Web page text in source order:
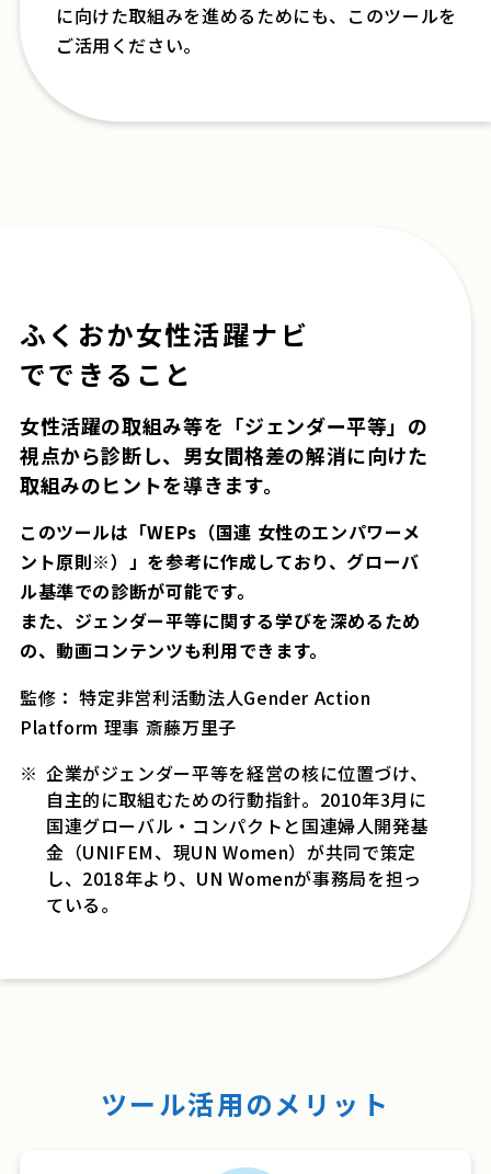
に向けた取組みを進めるためにも、このツールを
ご活用ください。
ふくおか女性活躍ナビ
でできること
女性活躍の取組み等を「ジェンダー平等」の
視点から診断し、 男女間格差の解消に向けた
取組みのヒントを導きます。
このツールは「WEPs（国連 女性のエンパワーメ
ント原則※）」を参考に作成しており、グローバ
ル基準での診断が可能です。
また、ジェンダー平等に関する学びを深めるため
の、動画コンテンツも利用できます。
監修： 特定非営利活動法人Gender Action
Platform 理事 斎藤万里子
※ 企業がジェンダー平等を経営の核に位置づけ、
自主的に取組むための行動指針。2010年3月に
国連グローバル・コンパクトと国連婦人開発基
金（UNIFEM、現UN Women）が共同で策定
し、2018年より、UN Womenが事務局を担っ
ている。
ツール活用のメリット